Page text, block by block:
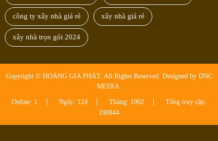
công ty xây nhà giá rẻ xây nhà giá rẻ
xây nhà trọn gói 2024
Copyright © HOÀNG GIA PHÁT. All Rights Reserved. Designed by DNC
MEDIA.
Online: 1 Ngày: 124 Tháng: 1002
Tổng truy cập:
190844